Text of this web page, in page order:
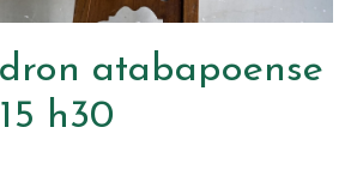
atabapoense
h30